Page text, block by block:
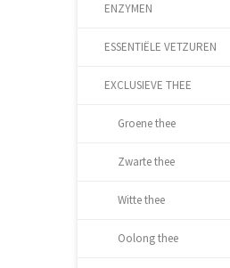
ENZYMEN
ESSENTIËLE VETZUREN
EXCLUSIEVE THEE
Groene thee
Zwarte thee
Witte thee
Oolong thee